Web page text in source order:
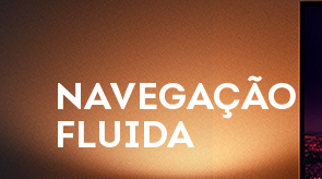
NAVEGAÇÃO
FLUIDA